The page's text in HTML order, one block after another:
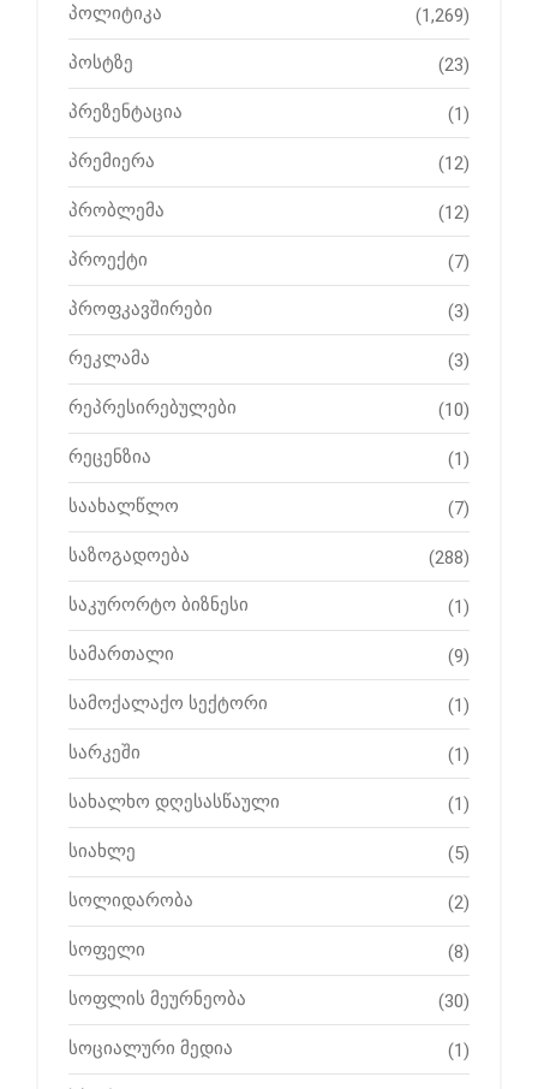
პოლიტიკა (1,269)
პოსტზე (23)
პრეზენტაცია (1)
პრემიერა (12)
პრობლემა (12)
პროექტი (7)
პროფკავშირები (3)
რეკლამა (3)
რეპრესირებულები (10)
რეცენზია (1)
საახალწლო (7)
საზოგადოება (288)
საკურორტო ბიზნესი (1)
სამართალი (9)
სამოქალაქო სექტორი (1)
სარკეში (1)
სახალხო დღესასწაული (1)
სიახლე (5)
სოლიდარობა (2)
სოფელი (8)
სოფლის მეურნეობა (30)
სოციალური მედია (1)